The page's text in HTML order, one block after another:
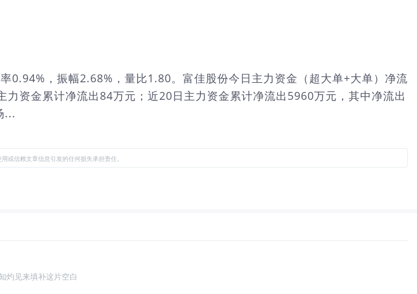
，振幅2.68%，量比1.80。富佳股份今日主力资金（超大单+大单）净流
资金累计净流出84万元；近20日主力资金累计净流出5960万元，其中净流出
...
或信赖文章信息引发的任何损失承担责任。
灼见来填补这片空白